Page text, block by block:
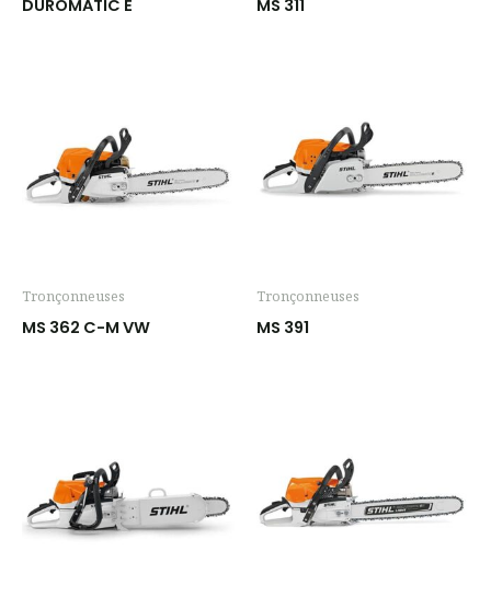
DUROMATIC E MS 311
Tronçonneuses
MS 362 C-M VW
Tronçonneuses
MS 391